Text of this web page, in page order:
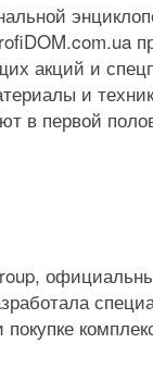
акций и
и
в первой